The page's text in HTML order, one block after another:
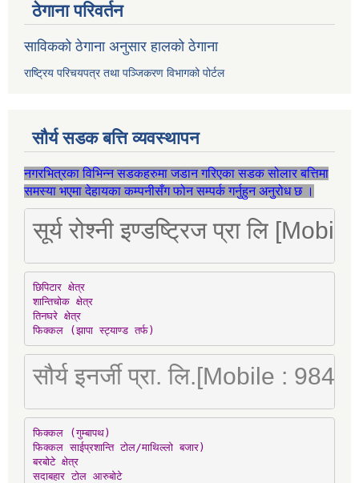
ठेगाना परिवर्तन
साविकको ठेगाना अनुसार हालको ठेगाना
राष्ट्रिय परिचयपत्र तथा पञ्जिकरण विभागको पोर्टल
सौर्य सडक बत्ति व्यवस्थापन
नगरभित्रका विभिन्न सडकहरुमा जडान गरिएका सडक सोलार बत्तिमा
समस्या भएमा देहायका कम्पनीसँग फोन सम्पर्क गर्नुहुन अनुरोध छ ।
सूर्य रोश्नी इण्डष्ट्रिज प्रा लि
छिपिटार क्षेत्र
शान्तिचोक क्षेत्र
तिनघरे क्षेत्र
फिक्कल (झापा स्ट्याण्ड तर्फ)
सौर्य इनर्जी प्रा. लि.[Mobile :
फिक्कल (गुम्बापथ)
फिक्कल साईप्रशान्ति टोल/माथिल्लो बजार)
बरबोटे क्षेत्र
सदाबहार टोल आरुबोटे